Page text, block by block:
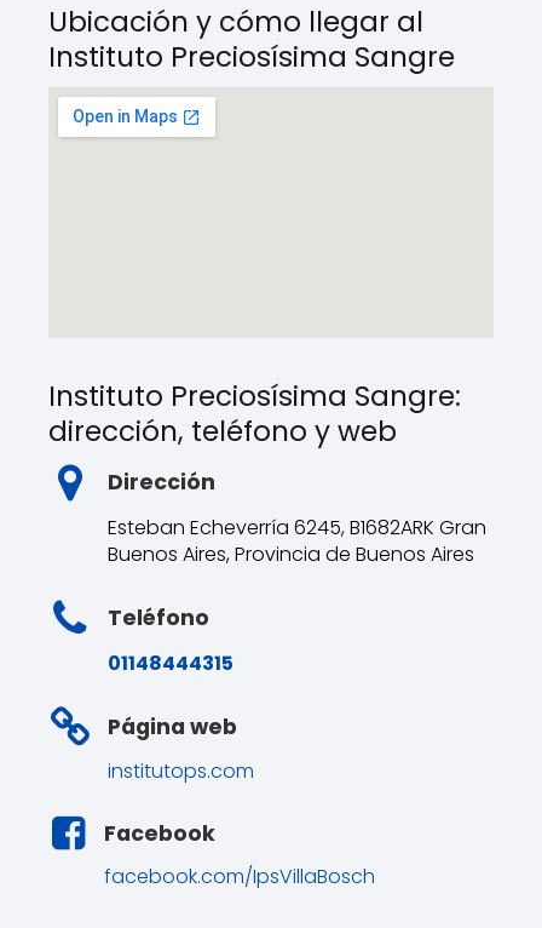
Ubicación y cómo llegar al
Instituto Preciosísima Sangre
Instituto Preciosísima Sangre:
dirección, teléfono y web
Dirección
Esteban Echeverría 6245, B1682ARK Gran
Buenos Aires, Provincia de Buenos Aires
Teléfono
01148444315
Página web
institutops.com
Facebook
facebook.com/IpsVillaBosch